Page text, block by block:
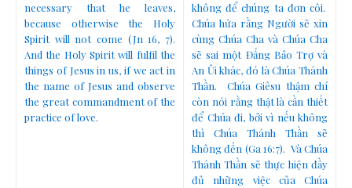
necessary that he leaves,
because otherwise the Holy
Spirit will not come (Jn 16, 7).
And the Holy Spirit will fulfil the
things of Jesus in us, if we act in
the name of Jesus and observe
the great commandment of the
practice of love.
không để chúng ta đơn côi.
Chúa hứa rằng Người sẽ xin
cùng Chúa Cha và Chúa Cha
sẽ sai một Đấng Bảo Trợ và
An Ủi khác, đó là Chúa Thánh
Thần. Chúa Giêsu thậm chí
còn nói rằng thật là cần thiết
để Chúa đi, bởi vì nếu không
thì Chúa Thánh Thần sẽ
không đến (Ga 16:7). Và Chúa
Thánh Thần sẽ thực hiện đầy
đủ những việc của Chúa